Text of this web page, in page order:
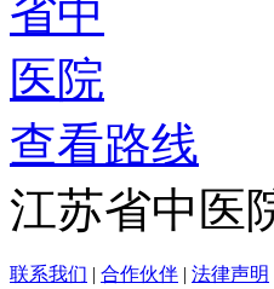
查看路线
江苏省中医
联系我们 | 合作伙伴 | 法律声明